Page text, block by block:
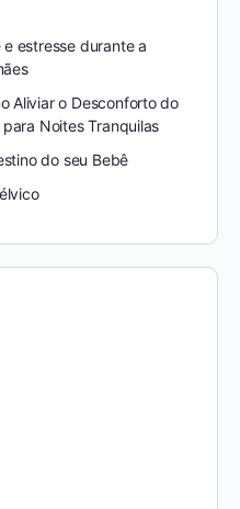
estresse durante a
Aliviar o Desconforto do
Noites Tranquilas
do seu Bebê